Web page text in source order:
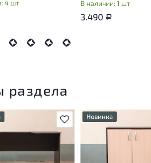
4 шт В наличии: 1 шт
3.490 Р
раздела
В избранное
присутствуют
следы
не влияющие
его
Новинка
У товара
незначительные
эксплуатации, не
на удобство его